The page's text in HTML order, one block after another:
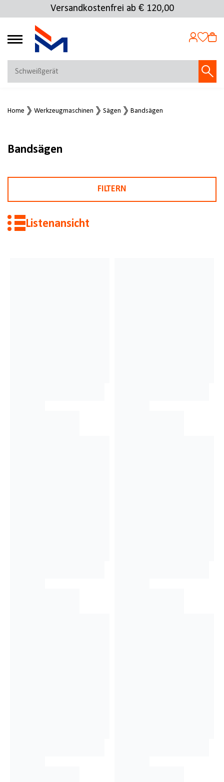
Versandkostenfrei ab € 120,00
4.72
MEIN KONTO
Jetzt anmelden
Jetzt registrieren
Home Werkzeugmaschinen Sägen Bandsägen
Bandsägen
FILTERN
Listenansicht